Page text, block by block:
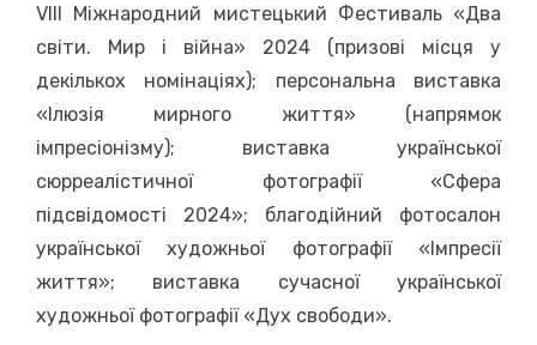
VIII Міжнародний мистецький Фестиваль «Два
світи. Мир і війна» 2024 (призові місця у
декількох номінаціях); персональна виставка
«Ілюзія мирного життя» (напрямок
імпресіонізму); виставка української
сюрреалістичної фотографії «Сфера
підсвідомості 2024»; благодійний фотосалон
української художньої фотографії «Імпресії
життя»; виставка сучасної української
художньої фотографії «Дух свободи».